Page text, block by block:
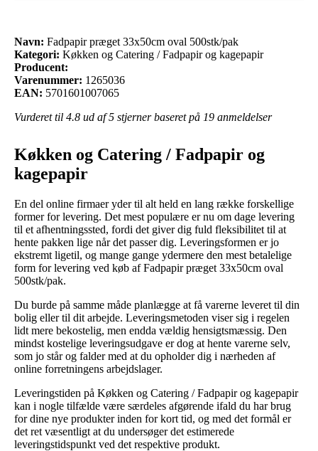
Navn: Fadpapir præget 33x50cm oval 500stk/pak
Kategori: Køkken og Catering / Fadpapir og kagepapir
Producent:
Varenummer: 1265036
EAN: 5701601007065
Vurderet til 4.8 ud af 5 stjerner baseret på 19 anmeldelser
Køkken og Catering / Fadpapir og
kagepapir
En del online firmaer yder til alt held en lang række forskellige
former for levering. Det mest populære er nu om dage levering
til et afhentningssted, fordi det giver dig fuld fleksibilitet til at
hente pakken lige når det passer dig. Leveringsformen er jo
ekstremt ligetil, og mange gange ydermere den mest betalelige
form for levering ved køb af Fadpapir præget 33x50cm oval
500stk/pak.
Du burde på samme måde planlægge at få varerne leveret til din
bolig eller til dit arbejde. Leveringsmetoden viser sig i regelen
lidt mere bekostelig, men endda vældig hensigtsmæssig. Den
mindst kostelige leveringsudgave er dog at hente varerne selv,
som jo står og falder med at du opholder dig i nærheden af
online forretningens arbejdslager.
Leveringstiden på Køkken og Catering / Fadpapir og kagepapir
kan i nogle tilfælde være særdeles afgørende ifald du har brug
for dine nye produkter inden for kort tid, og med det formål er
det ret væsentligt at du undersøger det estimerede
leveringstidspunkt ved det respektive produkt.